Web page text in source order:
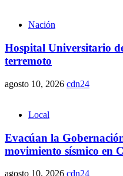
Nación
Hospital Universitario
terremoto
agosto 10, 2026 cdn24
Local
Evacúan la
movimiento sísmico en
agosto 10, 2026 cdn24